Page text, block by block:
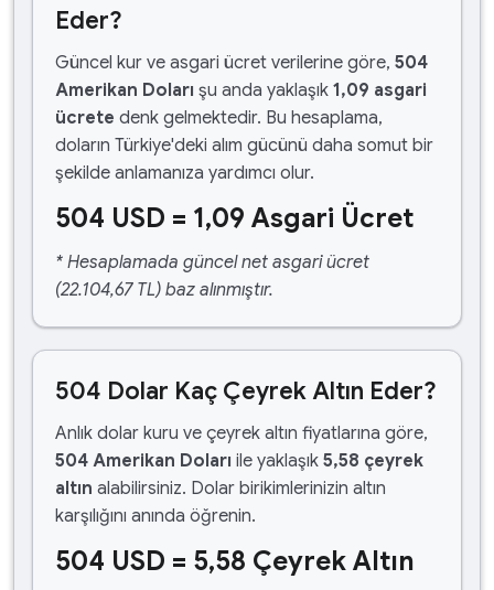
Eder?
Güncel kur ve asgari ücret verilerine göre, 504
Amerikan Doları şu anda yaklaşık 1,09 asgari
ücrete denk gelmektedir. Bu hesaplama,
doların Türkiye'deki alım gücünü daha somut bir
şekilde anlamanıza yardımcı olur.
504 USD = 1,09 Asgari Ücret
* Hesaplamada güncel net asgari ücret
(22.104,67 TL) baz alınmıştır.
504 Dolar Kaç Çeyrek Altın Eder?
Anlık dolar kuru ve çeyrek altın fiyatlarına göre,
504 Amerikan Doları ile yaklaşık 5,58 çeyrek
altın alabilirsiniz. Dolar birikimlerinizin altın
karşılığını anında öğrenin.
504 USD = 5,58 Çeyrek Altın